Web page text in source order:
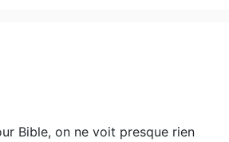
Bible, on ne voit presque rien